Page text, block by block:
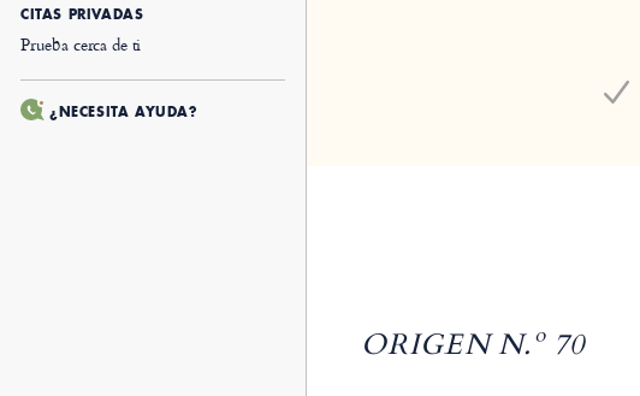
CITAS PRIVADAS
Prueba cerca de ti
¿NECESITA AYUDA?
ORIGEN N.º 70